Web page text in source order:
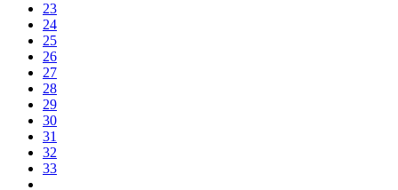
23
24
25
26
27
28
29
30
31
32
33